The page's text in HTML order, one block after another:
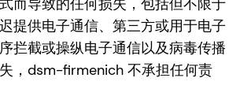
而导致的任何损失，包括但不限于
提供电子通信、第三方或用于电子
拦截或操纵电子通信以及病毒传播
，dsm-firmenich 不承担任何责